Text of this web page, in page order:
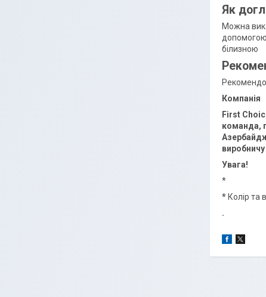
Як
Можна
допомогою
білизною
Компанія
First
команда,
Увага!
*
* Колір та
.